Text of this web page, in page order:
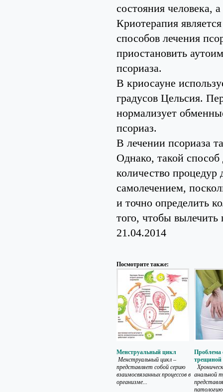
состояния человека,
Криотерапия
способов лечения
приостановить
псориаза.
В криосауне
градусов Цельсия.
нормализует
псориаз.
В лечении псориаза
Однако, такой
количество процедур
самолечением,
и точно определить
того, чтобы вылечить
21.04.2014
Посмотрите также:
Менструальный цикл
Менструальный цикл –
представляет собой серию
взаимосвязанных процессов в
организме...
Проблема
трещиной
анальной